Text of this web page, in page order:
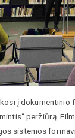
į dokumentinio
peržiūrą.
sistemos